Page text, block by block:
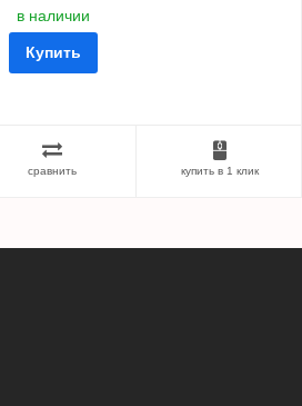
в наличии
Купить
сравнить купить в 1 клик